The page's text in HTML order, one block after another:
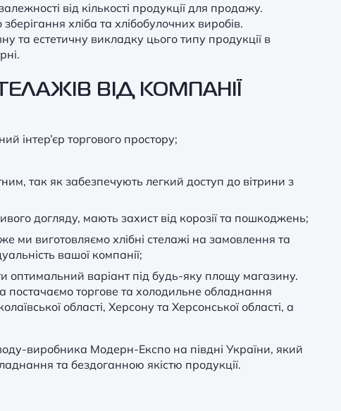
від кількості продукції для продажу.
хліба та хлібобулочних виробів.
та естетичну викладку цього типу продукції в
ВІД КОМПАНІЇ
інтер’єр торгового простору;
так як забезпечують легкий доступ до вітрини з
догляду, мають захист від корозії та пошкоджень;
ми виготовляємо хлібні стелажі на замовлення та
вашої компанії;
оптимальний варіант під будь-яку площу магазину.
постачаємо торгове тахолодильне обладнання
області, Херсону та Херсонської області, а
виробника Модерн-Експо на півдні України, який
та бездоганною якістю продукції.